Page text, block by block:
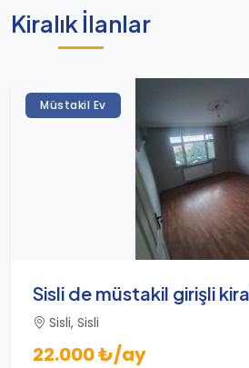
Kiralık İlanlar
Müstakil Ev
Sisli de müstakil girişli
Sisli, Sisli
22.000 ₺/ay